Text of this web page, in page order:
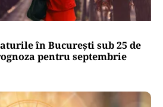
în București sub 25 de
pentru septembrie